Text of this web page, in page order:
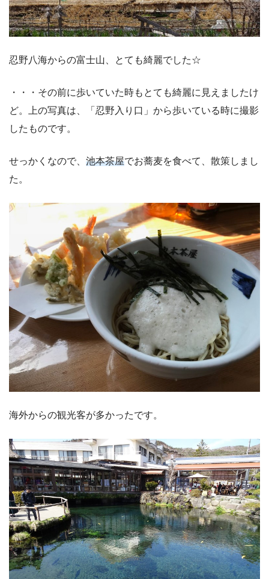
忍野八海からの富士山、とても綺麗でした☆
・・・その前に歩いていた時もとても綺麗に見えましたけ
ど。上の写真は、「忍野入り口」から歩いている時に撮影
したものです。
せっかくなので、 池本茶屋でお蕎麦を食べて、散策しまし
た。
海外からの観光客が多かったです。